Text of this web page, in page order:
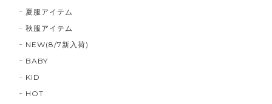
夏服アイテム
秋服アイテム
NEW(8/7新入荷)
BABY
KID
HOT